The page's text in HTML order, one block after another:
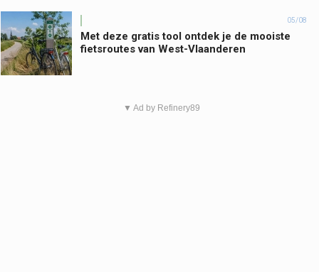
05/08
Met deze gratis tool ontdek je de mooiste
fietsroutes van West-Vlaanderen
▼ Ad by Refinery89